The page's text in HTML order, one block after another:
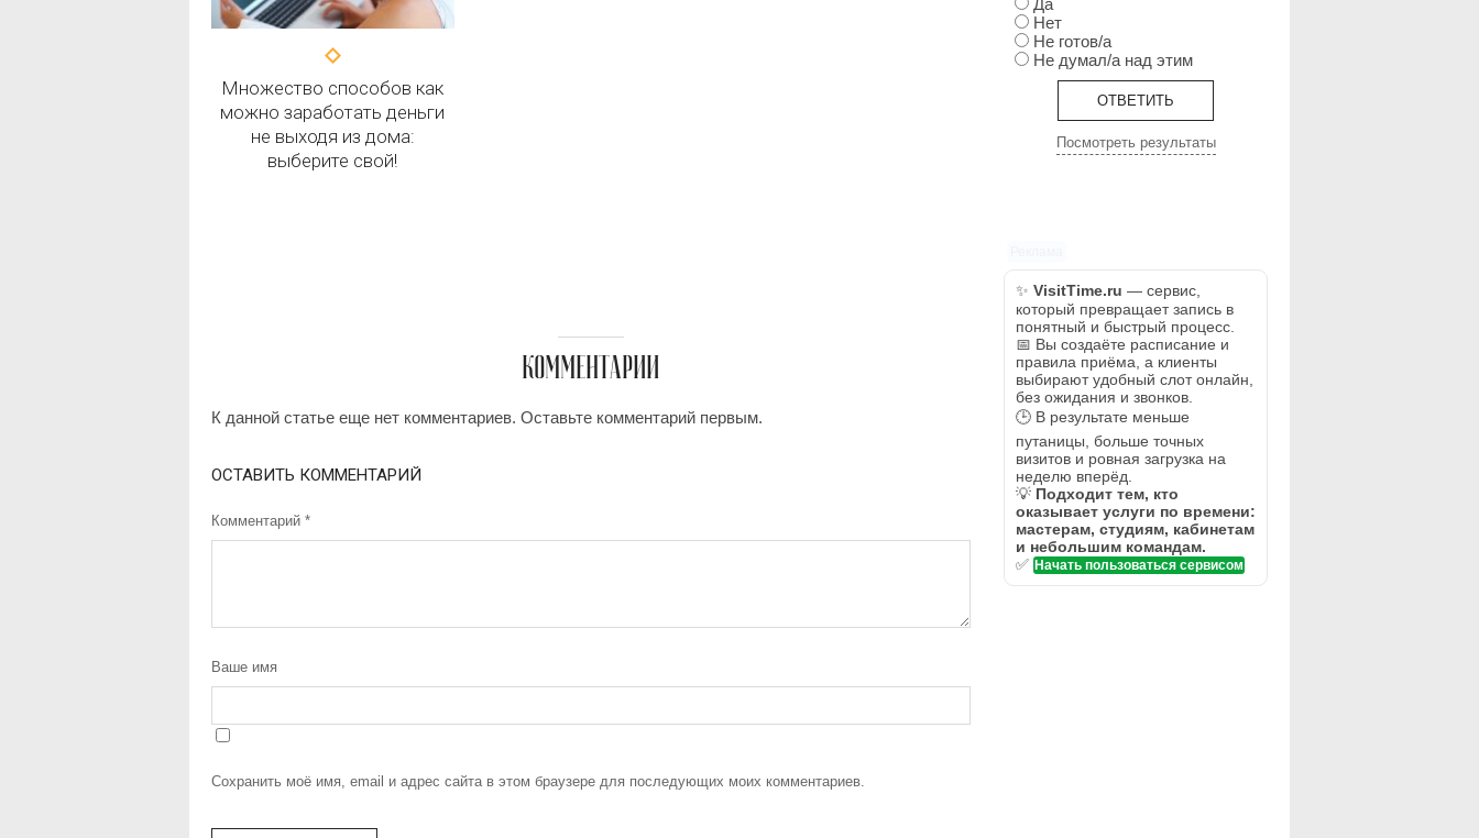
Множество способов как
можно заработать деньги
не выходя из дома:
выберите свой!
КОММЕНТАРИИ
К данной статье еще нет комментариев. Оставьте комментарий первым.
ОСТАВИТЬ КОММЕНТАРИЙ
Комментарий *
Ваше имя
Сохранить моё имя, email и адрес сайта в этом браузере для последующих моих комментариев.
Да
Нет
Не готов/а
Не думал/а над этим
Посмотреть результаты
✨ VisitTime.ru — сервис,
который превращает запись в
понятный и быстрый процесс.
📅 Вы создаёте расписание и
правила приёма, а клиенты
выбирают удобный слот онлайн,
без ожидания и звонков.
🕒 В результате меньше
путаницы, больше точных
визитов и ровная загрузка на
неделю вперёд.
💡 Подходит тем, кто
оказывает услуги по времени:
мастерам, студиям, кабинетам
и небольшим командам.
✅ Начать пользоваться сервисом